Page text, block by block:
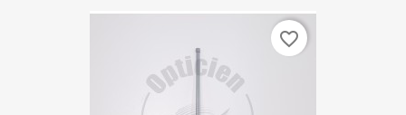
favorite_border